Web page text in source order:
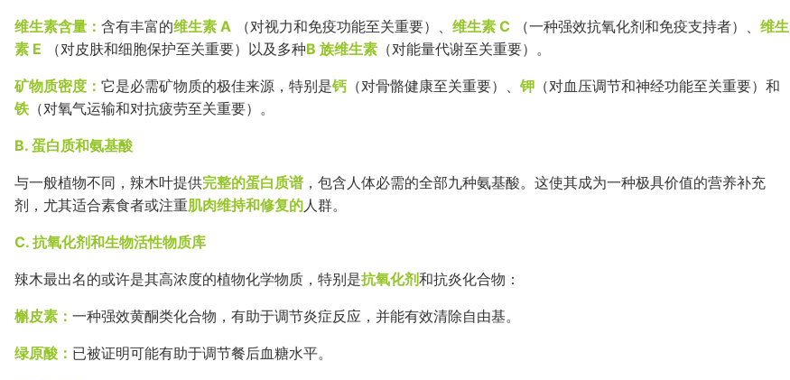
维生素含量： 含有丰富的维生素 A （对视力和免疫功能至关重要）、 维生素 C （一种强效抗氧化剂和免疫支持者）、 维生
素 E （对皮肤和细胞保护至关重要）以及多种B 族维生素 （对能量代谢至关重要）。
矿物质密度： 它是必需矿物质的极佳来源，特别是钙 （对骨骼健康至关重要）、 钾 （对血压调节和神经功能至关重要）和
铁（对氧气运输和对抗疲劳至关重要）。
B. 蛋白质和氨基酸
与一般植物不同，辣木叶提供完整的蛋白质谱，包含人体必需的全部九种氨基酸。这使其成为一种极具价值的营养补充
剂，尤其适合素食者或注重肌肉维持和修复的人群。
C. 抗氧化剂和生物活性物质库
辣木最出名的或许是其高浓度的植物化学物质，特别是抗氧化剂和抗炎化合物：
槲皮素： 一种强效黄酮类化合物，有助于调节炎症反应，并能有效清除自由基。
绿原酸： 已被证明可能有助于调节餐后血糖水平。